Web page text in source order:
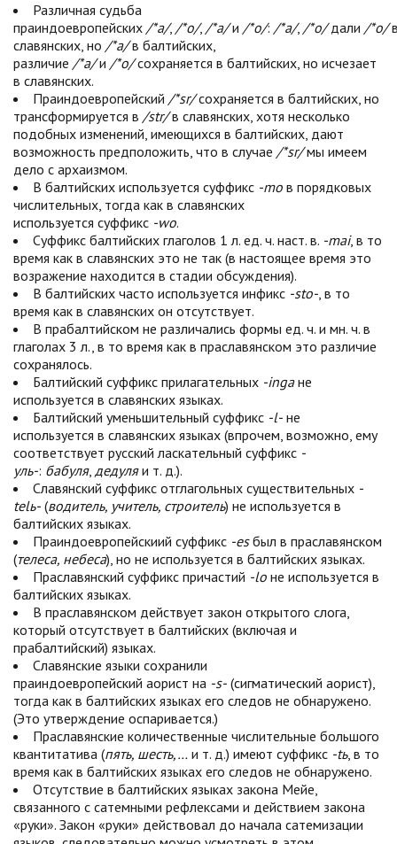
Различная судьба
праиндоевропейских /*a/, /*o/, /*a/и /*o/: /*a/, /*o/дали /*o/
славянских, но /*a/в балтийских,
различие /*a/и /*o/сохраняется в балтийских, но исчезает
в славянских.
Праиндоевропейский /*sr/сохраняется в балтийских, но
трансформируется в /str/в славянских, хотя несколько
подобных изменений, имеющихся в балтийских, дают
возможность предположить, что в случае /*sr/мы имеем
дело с архаизмом.
В балтийских используется суффикс -mo в порядковых
числительных, тогда как в славянских
используется суффикс -wo.
Суффикс балтийских глаголов 1 л. ед. ч. наст. в. -mai, в то
время как в славянских это не так (в настоящее время это
возражение находится в стадии обсуждения).
В балтийских часто используется инфикс -sto-, в то
время как в славянских он отсутствует.
В прабалтийском не различались формы ед. ч. и мн. ч. в
глаголах 3 л., в то время как в праславянском это различие
сохранялось.
Балтийский суффикс прилагательных -ingaне
используется в славянских языках.
Балтийский уменьшительный суффикс -l- не
используется в славянских языках (впрочем, возможно, ему
соответствует русский ласкательный суффикс -
уль-: бабуля, дедуляи т. д.).
Славянский суффикс отглагольных существительных -
telь- (водитель, учитель, строитель) не используется в
балтийских языках.
Праиндоевропейскиий суффикс -esбыл в праславянском
(телеса, небеса), но не используется в балтийских языках.
Праславянский суффикс причастий -lo не используется в
балтийских языках.
В праславянском действует закон открытого слога,
который отсутствует в балтийских (включая и
прабалтийский) языках.
Славянские языки сохранили
праиндоевропейский аорист на -s- (сигматический аорист),
тогда как в балтийских языках его следов не обнаружено.
(Это утверждение оспаривается.)
Праславянские количественные числительные большого
квантитатива (пять, шесть,… и т. д.) имеют суффикс -tь, в то
время как в балтийских языках его следов не обнаружено.
Отсутствие в балтийских языках закона Мейе,
связанного с сатемными рефлексами и действием закона
«руки». Закон «руки» действовал до начала сатемизации